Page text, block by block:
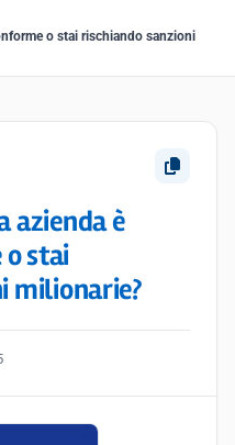
o stai rischiando sanzioni
azienda è
stai
milionarie?